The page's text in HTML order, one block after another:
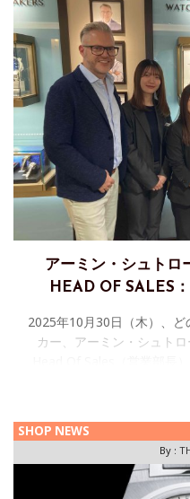
アーミン・シュトロ
HEAD OF SALES
2025年10月30日（木）、
カー、アーミン・シュト
SHOP NEWS
By :